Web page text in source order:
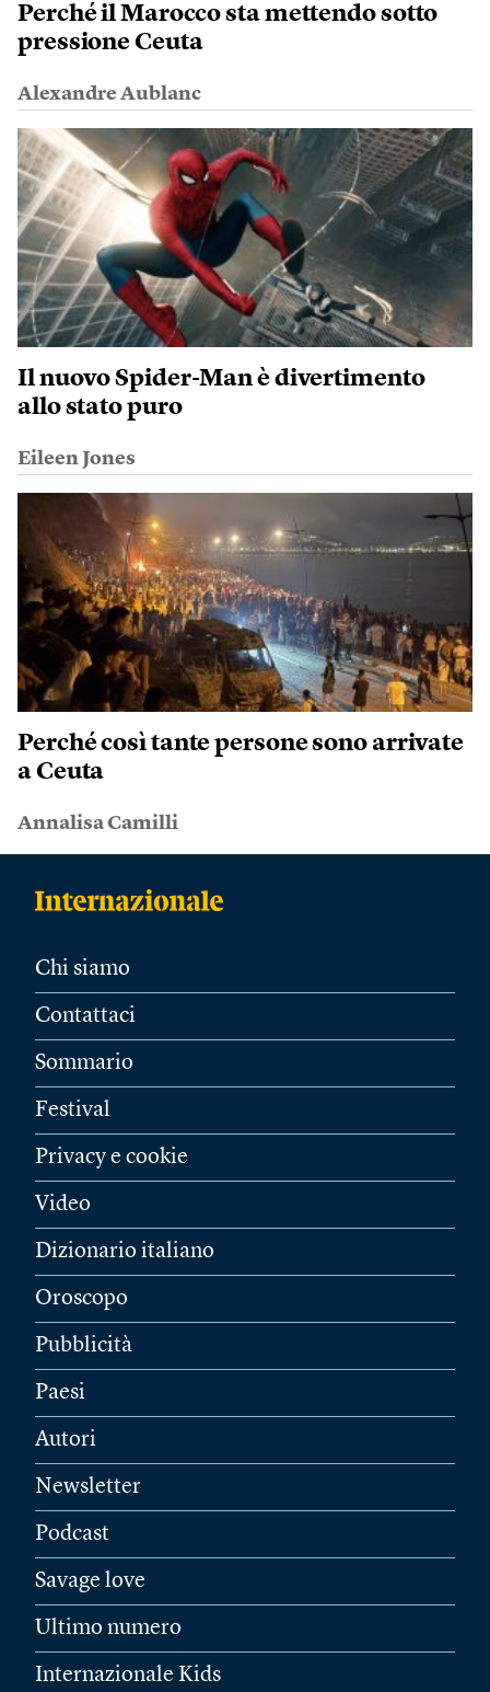
Perché il Marocco sta mettendo sotto
pressione Ceuta
Alexandre Aublanc
Il nuovo Spider-Man è divertimento
allo stato puro
Eileen Jones
Perché così tante persone sono arrivate
a Ceuta
Annalisa Camilli
Chi siamo
Contattaci
Sommario
Festival
Privacy e cookie
Video
Dizionario italiano
Oroscopo
Pubblicità
Paesi
Autori
Newsletter
Podcast
Savage love
Ultimo numero
Internazionale Kids